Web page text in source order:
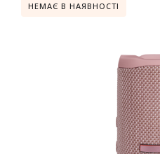
НЕМАЄ В НАЯВНОСТІ